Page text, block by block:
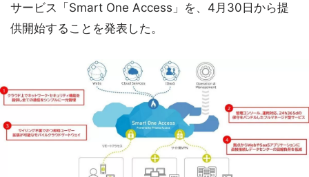
サービス「Smart One Access」を、4月30日から提
供開始することを発表した。